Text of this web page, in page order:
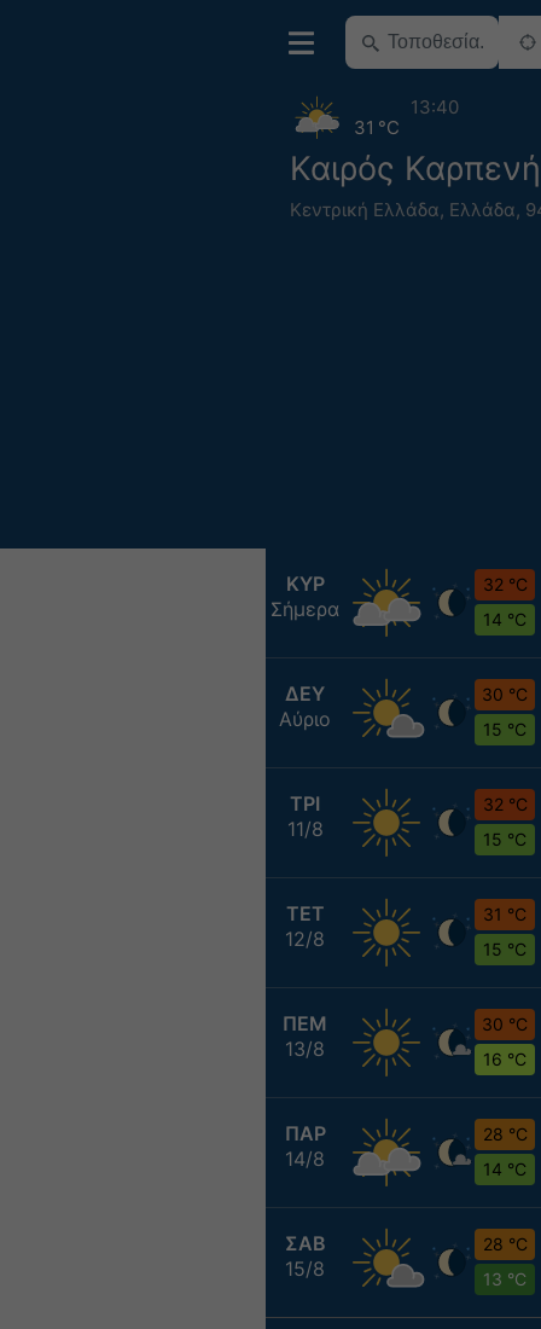
Καιρός
Κεντρική Ελλάδα, Ελλάδα,
31 °C
13:40
ΚΥΡ
Σήμερα
32 °C
14 °C
ΔΕΥ
Αύριο
30 °C
15 °C
ΤΡΙ
11/8
32 °C
15 °C
ΤΕΤ
12/8
31 °C
15 °C
ΠΕΜ
13/8
30 °C
16 °C
ΠΑΡ
14/8
28 °C
14 °C
ΣΑΒ
15/8
28 °C
13 °C